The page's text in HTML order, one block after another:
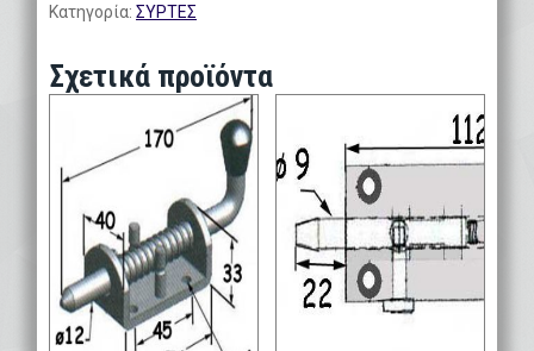
Κατηγορία: ΣΥΡΤΕΣ
Σχετικά προϊόντα